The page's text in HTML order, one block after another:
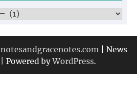
notesandgracenotes.com | News
| Powered byWordPress.